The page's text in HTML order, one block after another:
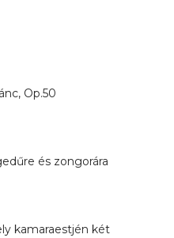
Op.50
és zongorára
kamaraestjén két